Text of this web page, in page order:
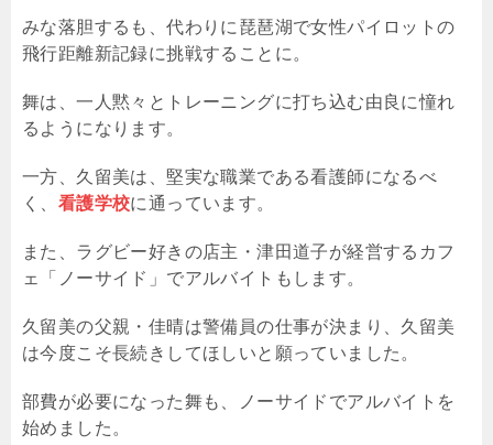
みな落胆するも、代わりに琵琶湖で女性パイロットの
飛行距離新記録に挑戦することに。
舞は、一人黙々とトレーニングに打ち込む由良に憧れ
るようになります。
一方、久留美は、堅実な職業である看護師になるべ
く、 看護学校に通っています。
また、ラグビー好きの店主・津田道子が経営するカフ
ェ「ノーサイド」でアルバイトもします。
久留美の父親・佳晴は警備員の仕事が決まり、久留美
は今度こそ長続きしてほしいと願っていました。
部費が必要になった舞も、ノーサイドでアルバイトを
始めました。